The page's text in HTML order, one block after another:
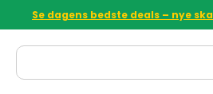
Se dagens bedste deals – nye